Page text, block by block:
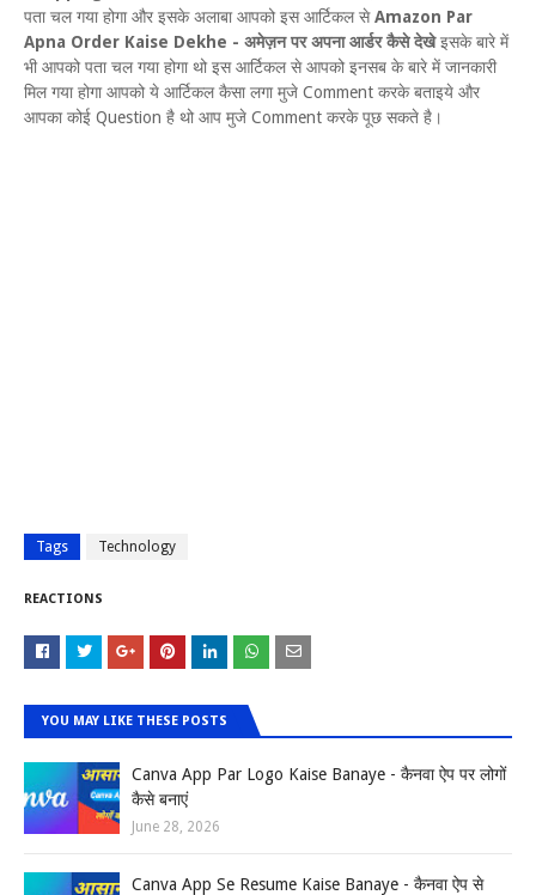
पता चल गया होगा और इसके अलाबा आपको इस आर्टिकल सेAmazon Par
Apna Order Kaise Dekhe - अमेज़न पर अपना आर्डर कैसे देखेइसके बारे में
भी आपको पता चल गया होगा थो इस आर्टिकल से आपको इनसब के बारे में जानकारी
मिल गया होगा आपको ये आर्टिकल कैसा लगा मुजे Comment करके बताइये और
आपका कोई Question है थो आप मुजे Comment करके पूछ सकते है।
Tags Technology
REACTIONS
YOU MAY LIKE THESE POSTS
Canva App Par Logo Kaise Banaye - कैनवा ऐप पर लोगों
कैसे बनाएं
June 28, 2026
Canva App Se Resume Kaise Banaye - कैनवा ऐप से